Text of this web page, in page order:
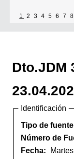
1 2 3 4 5 6 7 8
Dto.JDM
Identificación
Tipo de
Número de
Fecha: